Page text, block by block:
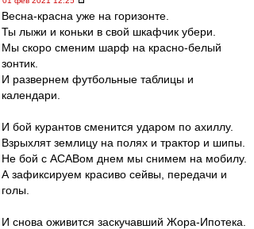
Весна-красна уже на горизонте.
Ты лыжи и коньки в свой шкафчик убери.
Мы скоро сменим шарф на красно-белый
зонтик.
И развернем футбольные таблицы и
календари.
И бой курантов сменится ударом по ахиллу.
Взрыхлят землицу на полях и трактор и шипы.
Не бой с ACABом днем мы снимем на мобилу.
А зафиксируем красиво сейвы, передачи и
голы.
И снова оживится заскучавший Жора-Ипотека.